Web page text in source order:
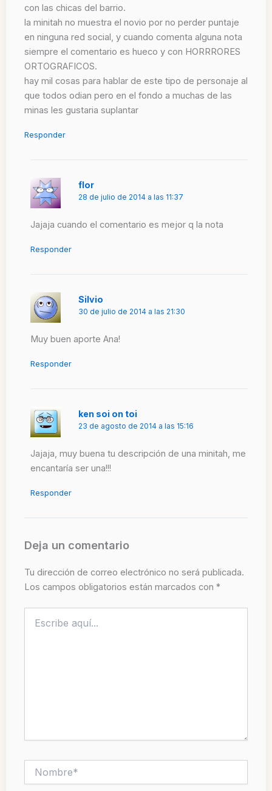
con las chicas del barrio.
la minitah no muestra el novio por no perder puntaje
en ninguna red social, y cuando comenta alguna nota
siempre el comentario es hueco y con HORRRORES
ORTOGRAFICOS.
hay mil cosas para hablar de este tipo de personaje al
que todos odian pero en el fondo a muchas de las
minas les gustaria suplantar
Responder
flor
28 de julio de 2014 a las 11:37
Jajaja cuando el comentario es mejor q la nota
Responder
Silvio
30 de julio de 2014 a las 21:30
Muy buen aporte Ana!
Responder
ken soi on toi
23 de agosto de 2014 a las 15:16
Jajaja, muy buena tu descripción de una minitah, me
encantaría ser una!!!
Responder
Deja un comentario
Tu dirección de correo electrónico no será publicada.
Los campos obligatorios están marcados con *
aquí...